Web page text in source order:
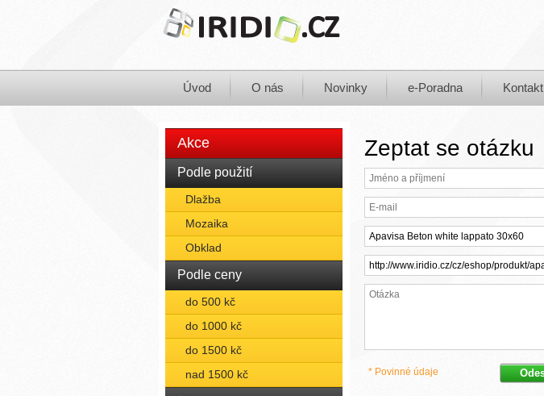
Úvod O nás Novinky e-Poradna Kontakt
Akce
Podle použití
Dlažba
Mozaika
Obklad
Podle ceny
do 500 kč
do 1000 kč
do 1500 kč
nad 1500 kč
Zeptat se otázku
* Povinné údaje